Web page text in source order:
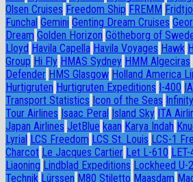
Olsen Cruises Freedom Ship FREMM
Funchal Gemini Genting Dream Cruises
Dream Golden Horizon Götheborg of
Lloyd Havila Capella Havila Voyages Hawk
Group Hi Fly HMAS Sydney HMM Algeciras
Defender HMS Glasgow Holland America
Hurtigruten Hurtigruten Expeditions I-400
Transport Statistics Icon of the Seas Infinity
Tour Airlines Isaac Peral Island Sky ITA
Japan Airlines JetBlue kaan Karya Indah
Lyrial LCS Freedom LCS St. Louis LCS-1
Charcot Le Jacques Cartier Let L-610
Liaoning Lindblad Expeditions Lockheed U-2
Technik Lürssen M80 Stiletto Maasdam